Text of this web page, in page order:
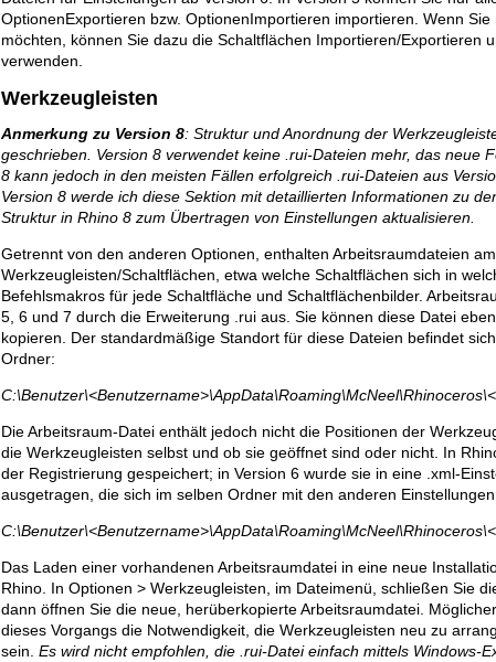
OptionenExportieren bzw. OptionenImportieren importieren. Wenn
möchten, können Sie dazu die Schaltflächen Importieren/Exportieren
verwenden.
Werkzeugleisten
Anmerkung zu Version 8: Struktur und Anordnung der
geschrieben. Version 8 verwendet keine .rui-Dateien mehr, das neue
8 kann jedoch in den meisten Fällen erfolgreich .rui-Dateien aus
Version 8 werde ich diese Sektion mit detaillierten Informationen zu
Struktur in Rhino 8 zum Übertragen von Einstellungen aktualisieren.
Getrennt von den anderen Optionen, enthalten Arbeitsraumdateien
Werkzeugleisten/Schaltflächen, etwa welche Schaltflächen sich in
Befehlsmakros für jede Schaltfläche und Schaltflächenbilder.
5, 6 und 7 durch die Erweiterung .rui aus. Sie können diese Datei
kopieren. Der standardmäßige Standort für diese Dateien befindet
Ordner:
Die Arbeitsraum-Datei enthält jedoch nicht die Positionen der
die Werkzeugleisten selbst und ob sie geöffnet sind oder nicht. In
der Registrierung gespeichert; in Version 6 wurde sie in eine .xml-
ausgetragen, die sich im selben Ordner mit den anderen
Das Laden einer vorhandenen Arbeitsraumdatei in eine neue
Rhino. In Optionen > Werkzeugleisten, im Dateimenü, schließen Sie
dann öffnen Sie die neue, herüberkopierte Arbeitsraumdatei.
dieses Vorgangs die Notwendigkeit, die Werkzeugleisten neu zu
sein. Es wird nicht empfohlen, die .rui-Datei einfach mittels Windows-